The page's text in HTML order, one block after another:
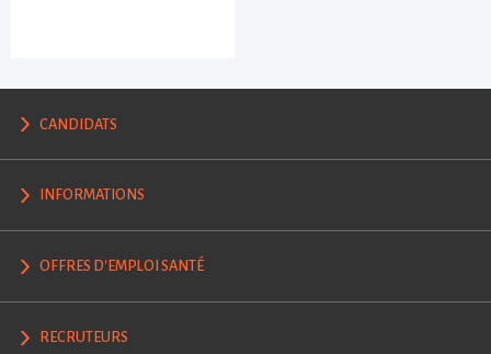
CANDIDATS
INFORMATIONS
OFFRES D'EMPLOI SANTÉ
RECRUTEURS